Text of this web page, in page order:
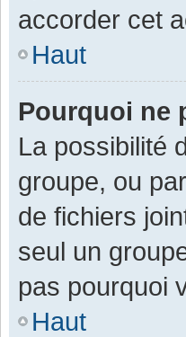
accorder cet
Haut
Pourquoi ne
La possibilité
groupe, ou
de fichiers
seul un
pas pourquoi
Haut